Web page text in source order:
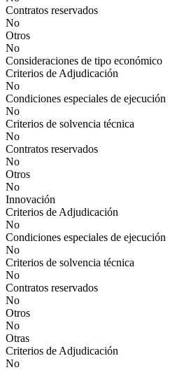
Contratos reservados
No
Otros
No
Consideraciones de tipo económico
Criterios de Adjudicación
No
Condiciones especiales de ejecución
No
Criterios de solvencia técnica
No
Contratos reservados
No
Otros
No
Innovación
Criterios de Adjudicación
No
Condiciones especiales de ejecución
No
Criterios de solvencia técnica
No
Contratos reservados
No
Otros
No
Otras
Criterios de Adjudicación
No